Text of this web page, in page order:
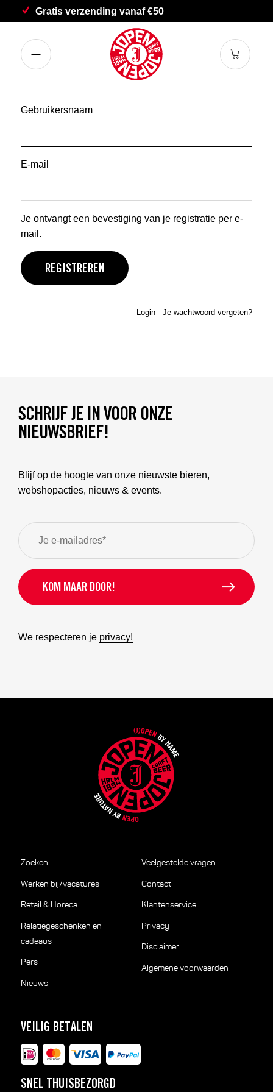
Gratis verzending vanaf €50
Gebruikersnaam
E-mail
Je ontvangt een bevestiging van je registratie per e-
mail.
REGISTREREN
Login Je wachtwoord vergeten?
Zoeken
Werken bij/vacatures
Retail & Horeca
Relatiegeschenken en
cadeaus
Pers
Nieuws
Veelgestelde vragen
Contact
Klantenservice
Privacy
Disclaimer
Algemene voorwaarden
VEILIG BETALEN
SNEL THUISBEZORGD
SCHRIJF JE IN VOOR ONZE
NIEUWSBRIEF!
Blijf op de hoogte van onze nieuwste bieren,
webshopacties, nieuws & events.
E-
mailadres *
We respecteren je privacy!